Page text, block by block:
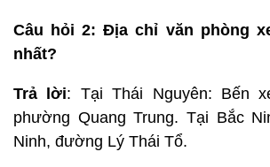
Câu hỏi 2: Địa chỉ văn phòng
nhất?
Trả lời: Tại Thái Nguyên: Bến
phường Quang Trung. Tại Bắc
Ninh, đường Lý Thái Tổ.